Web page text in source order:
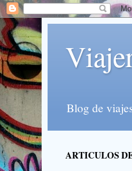
Blog de
ARTICULOS